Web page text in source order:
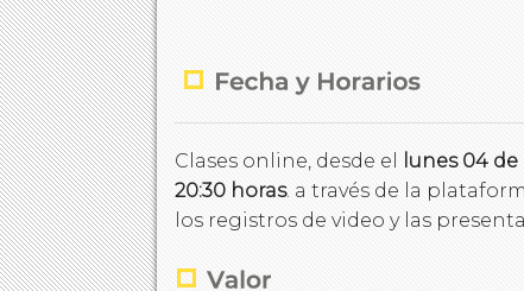
Clases online, desde el lunes 04
20:30 horas. a través de la
los registros de video y las